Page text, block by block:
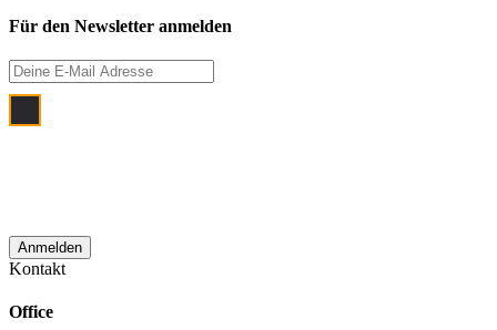
Für den Newsletter anmelden
Kontakt
Office